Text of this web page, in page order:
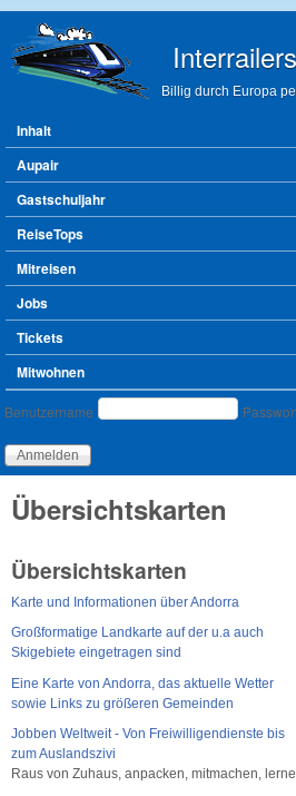
Billig durch Europa
Hauptmenü
Inhalt
Aupair
Gastschuljahr
ReiseTops
Mitreisen
Jobs
Tickets
Mitwohnen
Benutzeranmeldung
Benutzername
Übersichtskarten
Übersichtskarten
Karte und Informationen über Andorra
Großformatige Landkarte auf der u.a auch
Skigebiete eingetragen sind
Eine Karte von Andorra, das aktuelle Wetter
sowie Links zu größeren Gemeinden
Jobben Weltweit - Von Freiwilligendienste bis
zum Auslandszivi
Raus von Zuhaus, anpacken, mitmachen,